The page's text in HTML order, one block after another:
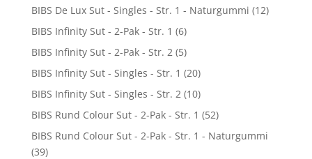
BIBS De Lux Sut - Singles - Str. 1 - Naturgummi (12)
BIBS Infinity Sut - 2-Pak - Str. 1 (6)
BIBS Infinity Sut - 2-Pak - Str. 2 (5)
BIBS Infinity Sut - Singles - Str. 1 (20)
BIBS Infinity Sut - Singles - Str. 2 (10)
BIBS Rund Colour Sut - 2-Pak - Str. 1 (52)
BIBS Rund Colour Sut - 2-Pak - Str. 1 - Naturgummi
(39)